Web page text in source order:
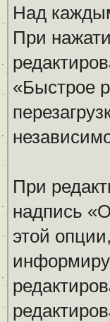
Над
При
«Быстрое
При
надпись
этой